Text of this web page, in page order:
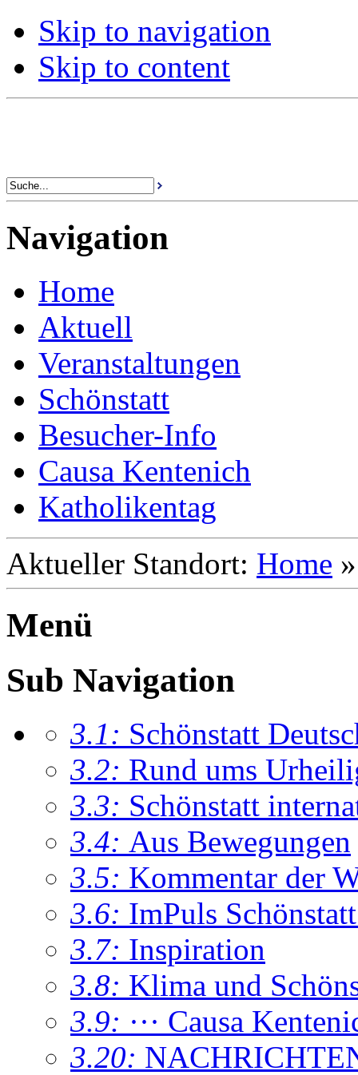
Skip to navigation
Skip to content
Navigation
Home
Aktuell
Veranstaltungen
Schönstatt
Besucher-Info
Causa Kentenich
Katholikentag
Aktueller Standort: Home
Menü
Sub Navigation
3.1: Schönstatt
3.2: Rund ums
3.3: Schönstatt
3.4: Aus Bewegungen
3.5: Kommentar der
3.6: ImPuls
3.7: Inspiration
3.8: Klima und
3.9: ··· Causa
3.20: